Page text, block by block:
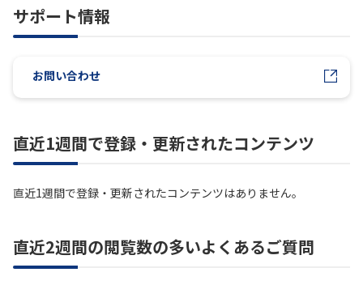
NTTドコモビジネスのお客さ
まはこちら
OCN サービス一覧
サポート情報
お問い合わせ
直近1週間で登録・更新されたコンテンツ
直近1週間で登録・更新されたコンテンツはありません。
直近2週間の閲覧数の多いよくあるご質問